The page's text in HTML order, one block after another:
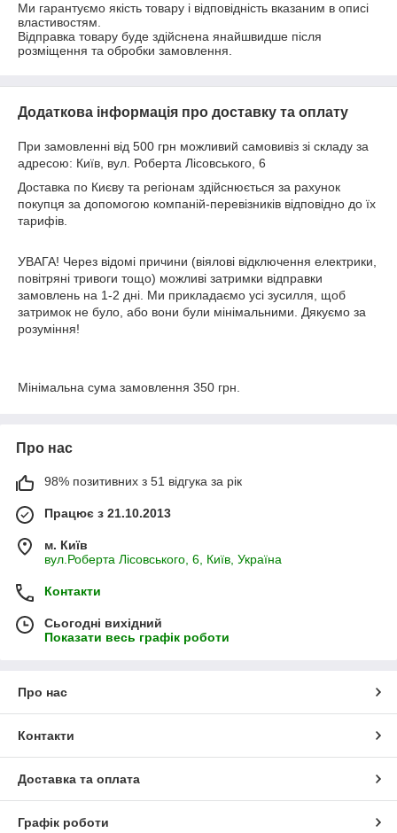
Ми гарантуємо якість товару і відповідність вказаним в описі
властивостям.
Відправка товару буде здійснена янайшвидше після
розміщення та обробки замовлення.
Додаткова інформація про доставку та оплату
При замовленні від 500 грн можливий самовивіз зі складу за
адресою: Київ, вул. Роберта Лісовського, 6
Доставка по Києву та регіонам здійснюється за рахунок
покупця за допомогою компаній-перевізників відповідно до їх
тарифів.
УВАГА! Через відомі причини (віялові відключення електрики,
повітряні тривоги тощо) можливі затримки відправки
замовлень на 1-2 дні. Ми прикладаємо усі зусилля, щоб
затримок не було, або вони були мінімальними. Дякуємо за
розуміння!
Мінімальна сума замовлення 350 грн.
Про нас
98% позитивних з 51 відгука за рік
Працює з 21.10.2013
м. Київ
вул.Роберта Лісовського, 6, Київ, Україна
Контакти
Сьогодні вихідний
Показати весь графік роботи
Про нас
Контакти
Доставка та оплата
Графік роботи